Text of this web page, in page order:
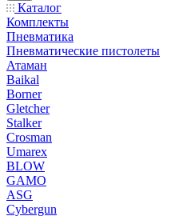
Каталог
Комплекты
Пневматика
Пневматические пистолеты
Атаман
Baikal
Borner
Gletcher
Stalker
Crosman
Umarex
BLOW
GAMO
ASG
Cybergun